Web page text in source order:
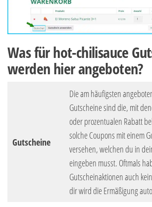
Was für hot-chilisauce
werden hier angeboten?
Gutscheine
Die am häufigsten
Gutscheine sind die, mit
oder prozentualen Rabatt
solche Coupons mit einem
versehen, welchen du in
eingeben musst. Oftmals
Gutscheinaktionen auch
dir wird die Ermäßigung